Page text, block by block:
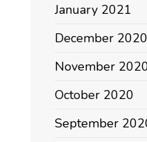
January 2021
December 2020
November
October 2020
September